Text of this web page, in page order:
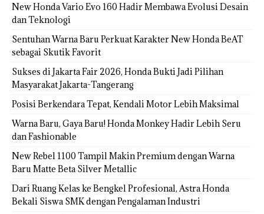
New Honda Vario Evo 160 Hadir Membawa Evolusi Desain
dan Teknologi
Sentuhan Warna Baru Perkuat Karakter New Honda BeAT
sebagai Skutik Favorit
Sukses di Jakarta Fair 2026, Honda Bukti Jadi Pilihan
Masyarakat Jakarta-Tangerang
Posisi Berkendara Tepat, Kendali Motor Lebih Maksimal
Warna Baru, Gaya Baru! Honda Monkey Hadir Lebih Seru
dan Fashionable
New Rebel 1100 Tampil Makin Premium dengan Warna
Baru Matte Beta Silver Metallic
Dari Ruang Kelas ke Bengkel Profesional, Astra Honda
Bekali Siswa SMK dengan Pengalaman Industri